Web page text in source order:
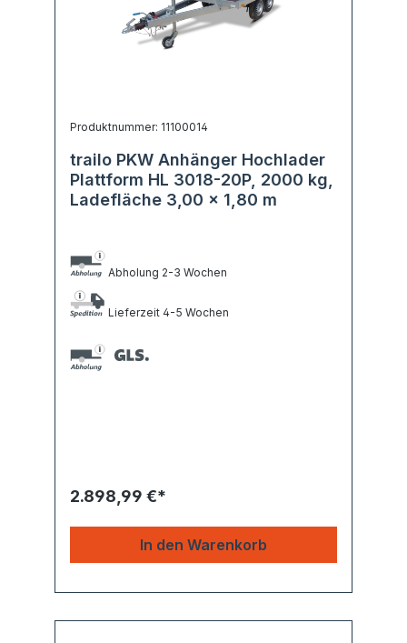
Produktnummer: 11100014
trailo PKW Anhänger Hochlader
Plattform HL 3018-20P, 2000 kg,
Ladefläche 3,00 x 1,80 m
Abholung 2-3 Wochen
Lieferzeit 4-5 Wochen
2.898,99 €*
In den Warenkorb